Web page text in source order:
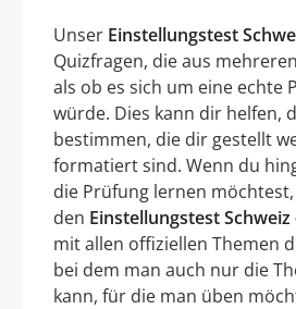
Unser Einstellungstest
Quizfragen, die aus
als ob es sich um eine echte
würde. Dies kann dir helfen,
bestimmen, die dir gestellt
formatiert sind. Wenn du
die Prüfung lernen
den Einstellungstest
mit allen offiziellen Themen
bei dem man auch nur die
kann, für die man üben